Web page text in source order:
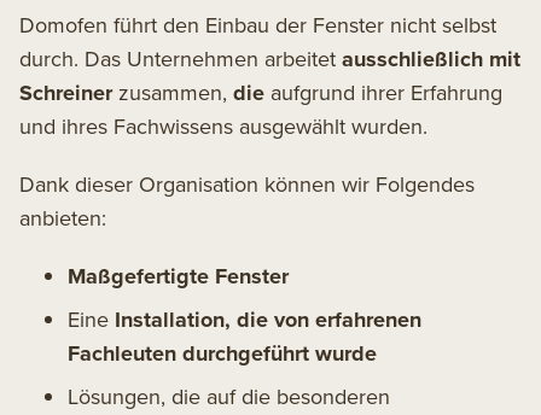
Domofen führt den Einbau der Fenster nicht selbst
durch. Das Unternehmen arbeitet ausschließlich mit
Schreiner zusammen, die aufgrund ihrer Erfahrung
und ihres Fachwissens ausgewählt wurden.
Dank dieser Organisation können wir Folgendes
anbieten:
Maßgefertigte Fenster
Eine Installation, die von erfahrenen
Fachleuten durchgeführt wurde
Lösungen, die auf die besonderen